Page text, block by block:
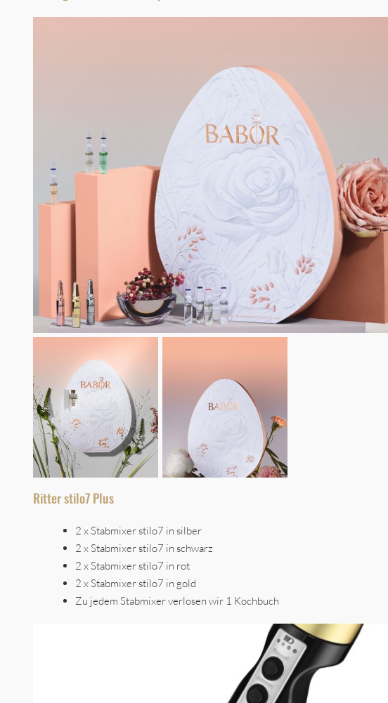
Ritter stilo7 Plus
2 x Stabmixer stilo7 in silber
2 x Stabmixer stilo7 in schwarz
2 x Stabmixer stilo7 in rot
2 x Stabmixer stilo7 in gold
Zu jedem Stabmixer verlosen wir 1 Kochbuch